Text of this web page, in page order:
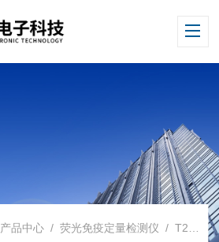
产品中心 /荧光免疫定量检测仪 /T2毒素荧光检测仪